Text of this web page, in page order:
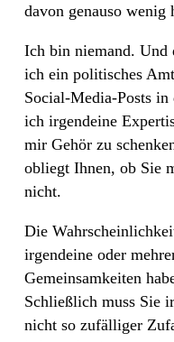
davon genauso
Ich bin niemand. Und
ich ein politisches
Social-Media-Posts
ich irgendeine
mir Gehör zu
obliegt Ihnen, ob Sie
nicht.
Die
irgendeine oder
Gemeinsamkeiten
Schließlich muss Sie
nicht so zufälliger